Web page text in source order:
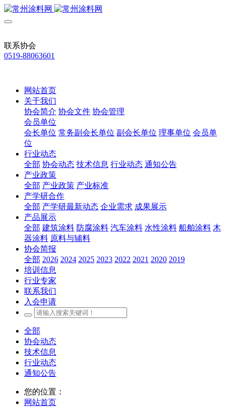
联系协会
0519-88063601
网站首页
关于我们
协会简介 协会文件 协会管理
会员单位
会长单位 常务副会长单位 副会长单位 理事单位 会员单
位
行业动态
全部 协会动态 技术信息 行业动态 通知公告
产业政策
全部 产业政策 产业标准
产学研合作
全部 产学研最新动态 企业需求 成果展示
产品展示
全部 建筑涂料 防腐涂料 汽车涂料 水性涂料 船舶涂料 木
器涂料 原料与辅料
协会简报
全部 2026 2024 2025 2023 2022 2021 2020 2019
培训信息
行业专家
联系我们
入会申请
全部
协会动态
技术信息
行业动态
通知公告
您的位置：
网站首页